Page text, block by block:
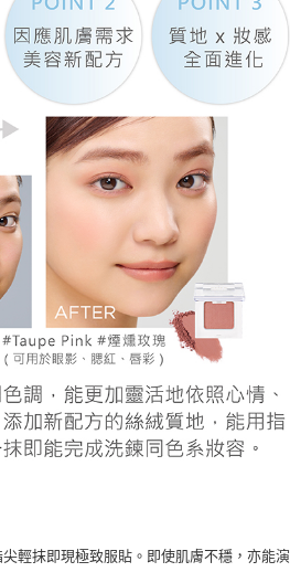
輕抹即現極致服貼。即使肌膚不穩，亦能演